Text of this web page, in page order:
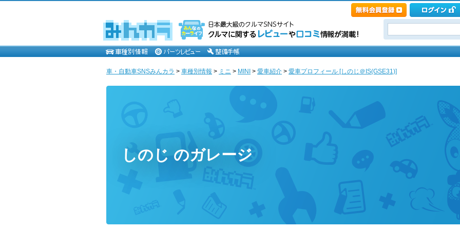
車・自動車SNSみんカラ > 車種別情報 > ミニ > MINI > 愛車紹介 > 愛車プロフィール [しのじ＠IS(GSE31)]
しのじ のガレージ